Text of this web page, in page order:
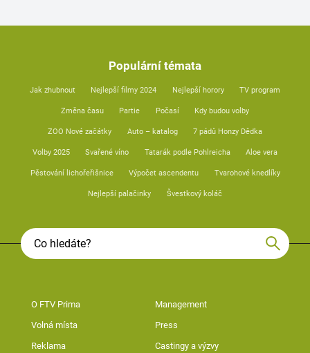
Populární témata
Jak zhubnout Nejlepší filmy 2024 Nejlepší horory TV program
Změna času Partie Počasí Kdy budou volby
ZOO Nové začátky Auto – katalog 7 pádů Honzy Dědka
Volby 2025 Svařené víno Tatarák podle Pohlreicha Aloe vera
Pěstování lichořeřišnice Výpočet ascendentu Tvarohové knedlíky
Nejlepší palačinky Švestkový koláč
O FTV Prima Management
Volná místa Press
Reklama Castingy a výzvy